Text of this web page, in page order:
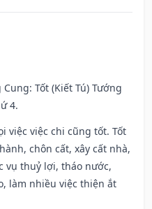
Tốt (Kiết Tú) Tướng
4.
việc việc chi cũng tốt. Tốt
chôn cất, xây cất nhà,
vụ thuỷ lợi, tháo nước,
làm nhiều việc thiện ắt